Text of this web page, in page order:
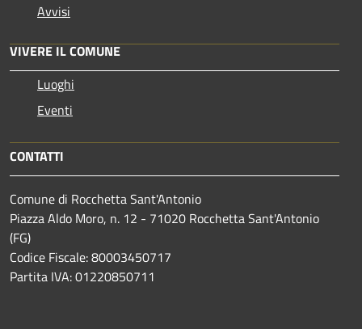
Avvisi
VIVERE IL COMUNE
Luoghi
Eventi
CONTATTI
Comune di Rocchetta Sant'Antonio
Piazza Aldo Moro, n. 12 - 71020 Rocchetta Sant'Antonio
(FG)
Codice Fiscale: 80003450717
Partita IVA: 01220850711